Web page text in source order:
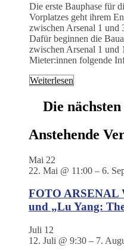
Die erste Bauphase für
Vorplatzes geht ihrem
zwischen Arsenal 1 und
Dafür beginnen die
zwischen Arsenal 1 und
Mieter:innen folgende
Weiterlesen
Die
Anstehende
Mai 22
22. Mai @ 11:00 – 6.
FOTO ARSENAL
und „Lu Yang:
Juli 12
12. Juli @ 9:30 – 7.